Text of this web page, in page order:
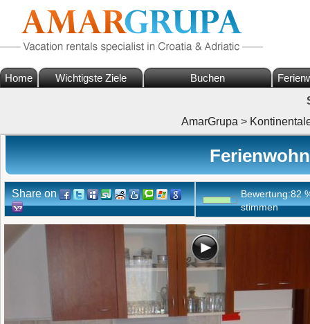
Home Wichtigste Ziele Buchen
AmarGrupa >
Share on Bewertung:82
stimmen